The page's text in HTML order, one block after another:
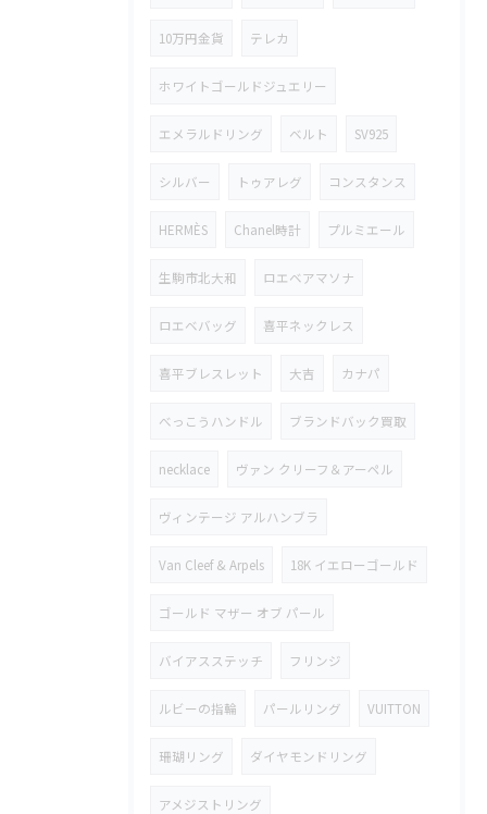
10万円金貨 テレカ
ホワイトゴールドジュエリー
エメラルドリング ベルト SV925
シルバー トゥアレグ コンスタンス
HERMÈS Chanel時計 プルミエール
生駒市北大和 ロエベアマソナ
ロエベバッグ 喜平ネックレス
喜平ブレスレット 大吉 カナパ
べっこうハンドル ブランドバック買取
necklace ヴァン クリーフ＆アーペル
ヴィンテージ アルハンブラ
Van Cleef & Arpels 18K イエローゴールド
ゴールド マザー オブ パール
バイアスステッチ フリンジ
ルビーの指輪 パールリング VUITTON
珊瑚リング ダイヤモンドリング
アメジストリング